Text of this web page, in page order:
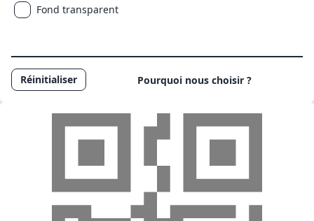
Fond transparent
Réinitialiser Pourquoi nous choisir ?